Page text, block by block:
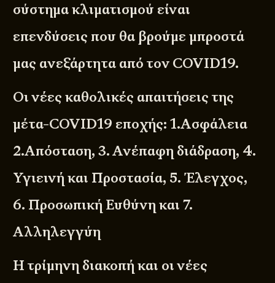
σύστημα κλιματισμού είναι
επενδύσεις που θα βρούμε μπροστά
μας ανεξάρτητα από τον COVID19.
Οι νέες καθολικές απαιτήσεις της
μέτα-COVID19 εποχής: 1.Ασφάλεια
2.Απόσταση, 3. Ανέπαφη διάδραση, 4.
Υγιεινή και Προστασία, 5. Έλεγχος,
6. Προσωπική Ευθύνη και 7.
Αλληλεγγύη
Η τρίμηνη διακοπή και οι νέες